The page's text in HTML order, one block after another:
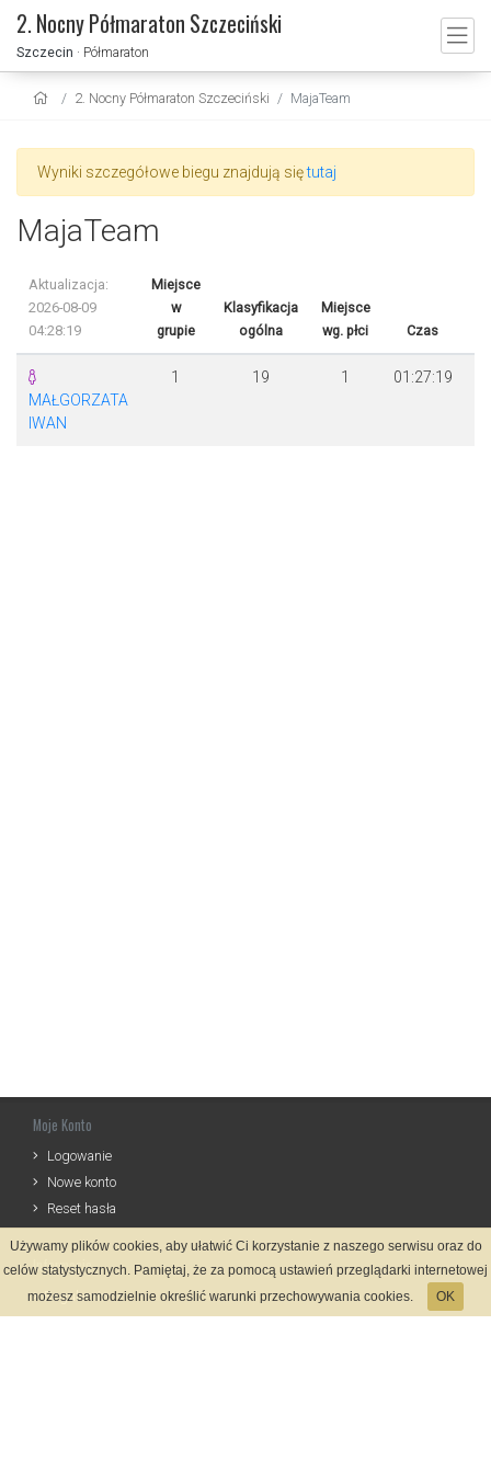
2. Nocny Półmaraton Szczeciński
Szczecin · Półmaraton
2. Nocny Półmaraton Szczeciński MajaTeam
Wyniki szczegółowe biegu znajdują siętutaj
MajaTeam
Aktualizacja:
2026-08-09
04:28:19
Miejsce
w
grupie
Klasyfikacja
ogólna
Miejsce
wg. płci
Czas
MAŁGORZATA
IWAN
1 19 1 01:27:19
Moje Konto
Logowanie
Nowe konto
Reset hasła
Informacje
Regulamin
Używamy plików cookies, aby ułatwić Ci korzystanie z naszego serwisu oraz do
celów statystycznych. Pamiętaj, że za pomocą ustawień przeglądarki internetowej
możesz samodzielnie określić warunki przechowywania cookies.
OK